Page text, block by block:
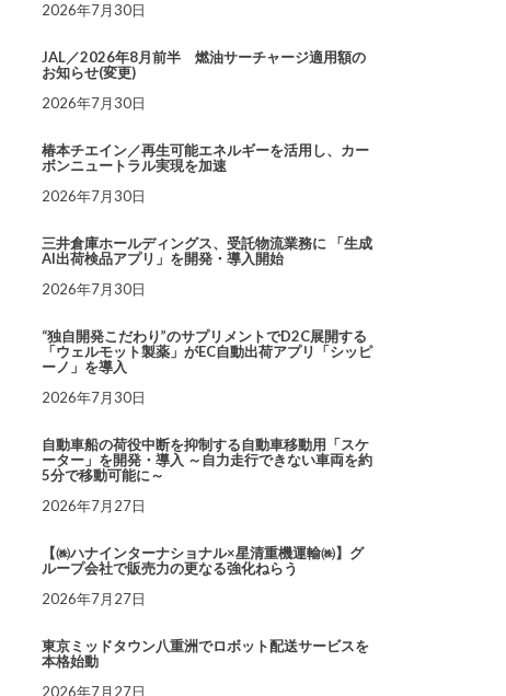
2026年7月30日
JAL／2026年8月前半 燃油サーチャージ適用額の
お知らせ(変更)
2026年7月30日
椿本チエイン／再生可能エネルギーを活用し、カー
ボンニュートラル実現を加速
2026年7月30日
三井倉庫ホールディングス、受託物流業務に 「生成
AI出荷検品アプリ」を開発・導入開始
2026年7月30日
“独自開発こだわり”のサプリメントでD2C展開する
「ウェルモット製薬」がEC自動出荷アプリ「シッピ
ーノ」を導入
2026年7月30日
自動車船の荷役中断を抑制する自動車移動用「スケ
ーター」を開発・導入 ～自力走行できない車両を約
5分で移動可能に～
2026年7月27日
【㈱ハナインターナショナル×星清重機運輸㈱】グ
ループ会社で販売力の更なる強化ねらう
2026年7月27日
東京ミッドタウン八重洲でロボット配送サービスを
本格始動
2026年7月27日